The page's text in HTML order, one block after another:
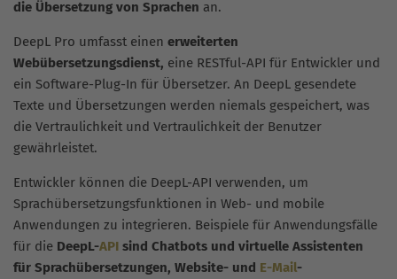
die Übersetzung von Sprachen an.
DeepL Pro umfasst einen erweiterten
Webübersetzungsdienst, eine RESTful-API für Entwickler und
ein Software-Plug-In für Übersetzer. An DeepL gesendete
Texte und Übersetzungen werden niemals gespeichert, was
die Vertraulichkeit und Vertraulichkeit der Benutzer
gewährleistet.
Entwickler können die DeepL-API verwenden, um
Sprachübersetzungsfunktionen in Web- und mobile
Anwendungen zu integrieren. Beispiele für Anwendungsfälle
für die DeepL-API sind Chatbots und virtuelle Assistenten
für Sprachübersetzungen, Website- und E-Mail-